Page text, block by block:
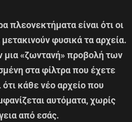
πλεονεκτήματα είναι ότι οι
φυσικά τα αρχεία.
μια «ζωντανή» προβολή των
στα φίλτρα που έχετε
ότι κάθε νέο αρχείο που
αυτόματα, χωρίς
από εσάς.